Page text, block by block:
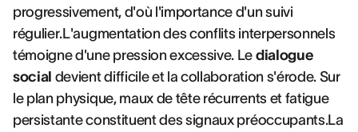
progressivement, d'où l'importance d'un suivi
régulier.L'augmentation des conflits interpersonnels
témoigne d'une pression excessive. Le dialogue
social devient difficile et la collaboration s'érode. Sur
le plan physique, maux de tête récurrents et fatigue
persistante constituent des signaux préoccupants.La